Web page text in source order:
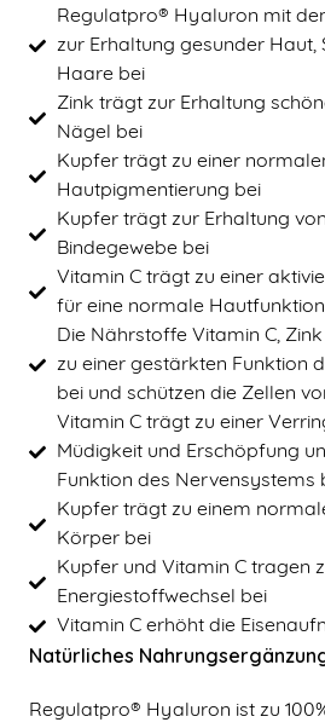
Regulatpro® Hyaluron mit
zur Erhaltung gesunder Haut,
Haare bei
Zink trägt zur Erhaltung
Nägel bei
Kupfer trägt zu einer
Hautpigmentierung bei
Kupfer trägt zur Erhaltung
Bindegewebe bei
Vitamin C trägt zu einer
für eine normale
Die Nährstoffe Vitamin C,
zu einer gestärkten Funktion
bei und schützen die Zellen
Vitamin C trägt zu einer
Müdigkeit und Erschöpfung
Funktion des Nervensystems
Kupfer trägt zu einem
Körper bei
Kupfer und Vitamin C tragen
Energiestoffwechsel bei
Vitamin C erhöht die
Natürliches
Regulatpro® Hyaluron ist zu